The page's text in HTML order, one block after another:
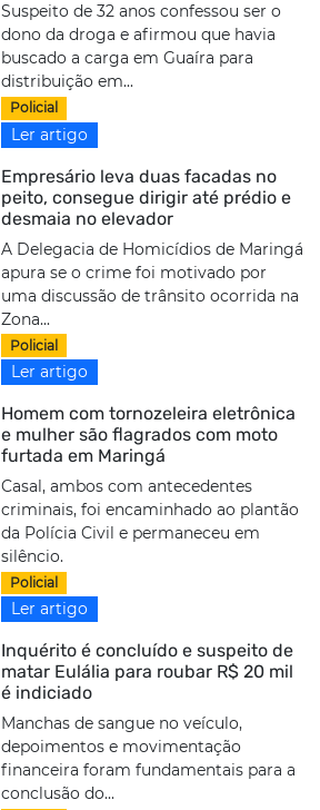
Suspeito de 32 anos confessou ser o
dono da droga e afirmou que havia
buscado a carga em Guaíra para
distribuição em...
Policial
Ler artigo
Empresário leva duas facadas no
peito, consegue dirigir até prédio e
desmaia no elevador
A Delegacia de Homicídios de Maringá
apura se o crime foi motivado por
uma discussão de trânsito ocorrida na
Zona...
Policial
Ler artigo
Homem com tornozeleira eletrônica
e mulher são flagrados com moto
furtada em Maringá
Casal, ambos com antecedentes
criminais, foi encaminhado ao plantão
da Polícia Civil e permaneceu em
silêncio.
Policial
Ler artigo
Inquérito é concluído e suspeito de
matar Eulália para roubar R$ 20 mil
é indiciado
Manchas de sangue no veículo,
depoimentos e movimentação
financeira foram fundamentais para a
conclusão do...